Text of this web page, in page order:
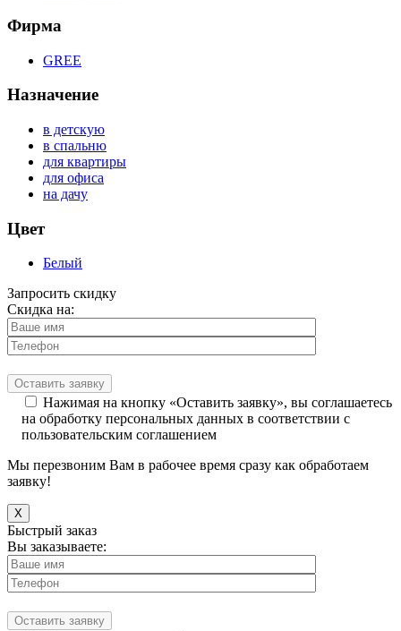
Фирма
GREE
Назначение
в детскую
в спальню
для квартиры
для офиса
на дачу
Цвет
Белый
Запросить скидку
Скидка на:
Нажимая на кнопку «Оставить заявку», вы соглашаетесь
на обработку персональных данных в соответствии с
пользовательским соглашением
Мы перезвоним Вам в рабочее время сразу как обработаем
заявку!
X
Быстрый заказ
Вы заказываете: